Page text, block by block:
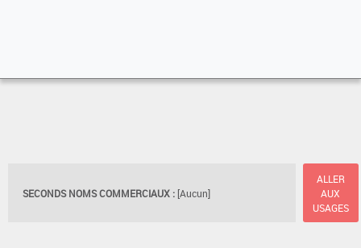
SECONDS NOMS COMMERCIAUX : [Aucun]
ALLER
AUX
USAGES